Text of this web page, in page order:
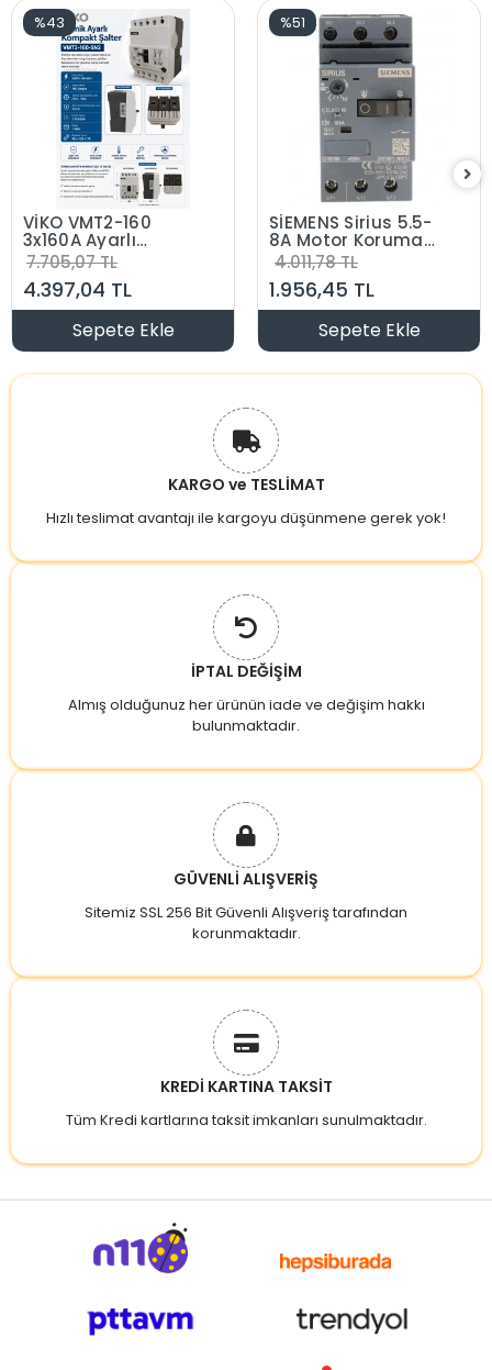
%43
VİKO VMT2-160
3x160A Ayarlı
Termik Kompakt
Şalter 35k
7.705,07 TL
4.397,04 TL
Sepete Ekle
%51
SİEMENS Sirius 5.5-
8A Motor Koruma
Şalteri Düğmeli
(5.5 ile 8 Amper
Arası
Ayarlanabilir)
4.011,78 TL
1.956,45 TL
Sepete Ekle
KARGO ve TESLİMAT
Hızlı teslimat avantajı ile kargoyu düşünmene gerek yok!
İPTAL DEĞİŞİM
Almış olduğunuz her ürünün iade ve değişim hakkı
bulunmaktadır.
GÜVENLİ ALIŞVERİŞ
Sitemiz SSL 256 Bit Güvenli Alışveriş tarafından
korunmaktadır.
KREDİ KARTINA TAKSİT
Tüm Kredi kartlarına taksit imkanları sunulmaktadır.